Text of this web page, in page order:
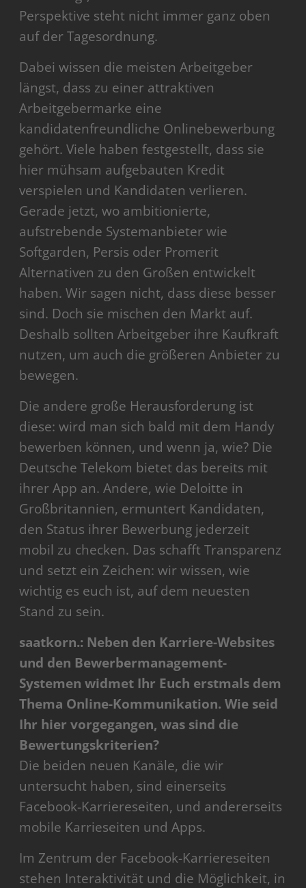
Perspektive steht nicht immer ganz oben
auf der Tagesordnung.
Dabei wissen die meisten Arbeitgeber
längst, dass zu einer attraktiven
Arbeitgebermarke eine
kandidatenfreundliche Onlinebewerbung
gehört. Viele haben festgestellt, dass sie
hier mühsam aufgebauten Kredit
verspielen und Kandidaten verlieren.
Gerade jetzt, wo ambitionierte,
aufstrebende Systemanbieter wie
Softgarden, Persis oder Promerit
Alternativen zu den Großen entwickelt
haben. Wir sagen nicht, dass diese besser
sind. Doch sie mischen den Markt auf.
Deshalb sollten Arbeitgeber ihre Kaufkraft
nutzen, um auch die größeren Anbieter zu
bewegen.
Die andere große Herausforderung ist
diese: wird man sich bald mit dem Handy
bewerben können, und wenn ja, wie? Die
Deutsche Telekom bietet das bereits mit
ihrer App an. Andere, wie Deloitte in
Großbritannien, ermuntert Kandidaten,
den Status ihrer Bewerbung jederzeit
mobil zu checken. Das schafft Transparenz
und setzt ein Zeichen: wir wissen, wie
wichtig es euch ist, auf dem neuesten
Stand zu sein.
saatkorn.: Neben den Karriere-Websites
und den Bewerbermanagement-
Systemen widmet Ihr Euch erstmals dem
Thema Online-Kommunikation. Wie seid
Ihr hier vorgegangen, was sind die
Bewertungskriterien?
Die beiden neuen Kanäle, die wir
untersucht haben, sind einerseits
Facebook-Karriereseiten, und andererseits
mobile Karrieseiten und Apps.
Im Zentrum der Facebook-Karriereseiten
stehen Interaktivität und die Möglichkeit, in